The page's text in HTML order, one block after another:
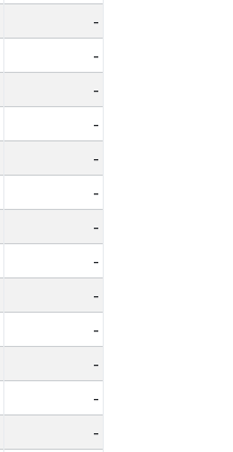
-
-
-
-
-
-
-
-
-
-
-
-
-